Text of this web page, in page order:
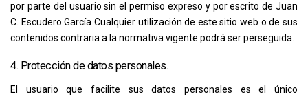
por parte del usuario sin el permiso expreso y por escrito de Juan
C. Escudero García Cualquier utilización de este sitio web o de sus
contenidos contraria a la normativa vigente podrá ser perseguida.
4. Protección de datos personales.
El usuario que facilite sus datos personales es el único